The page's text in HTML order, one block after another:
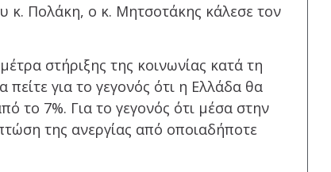
κ. Πολάκη, ο κ. Μητσοτάκης κάλεσε τον
στήριξης της κοινωνίας κατά τη
πείτε για το γεγονός ότι η Ελλάδα θα
το 7%. Για το γεγονός ότι μέσα στην
της ανεργίας από οποιαδήποτε